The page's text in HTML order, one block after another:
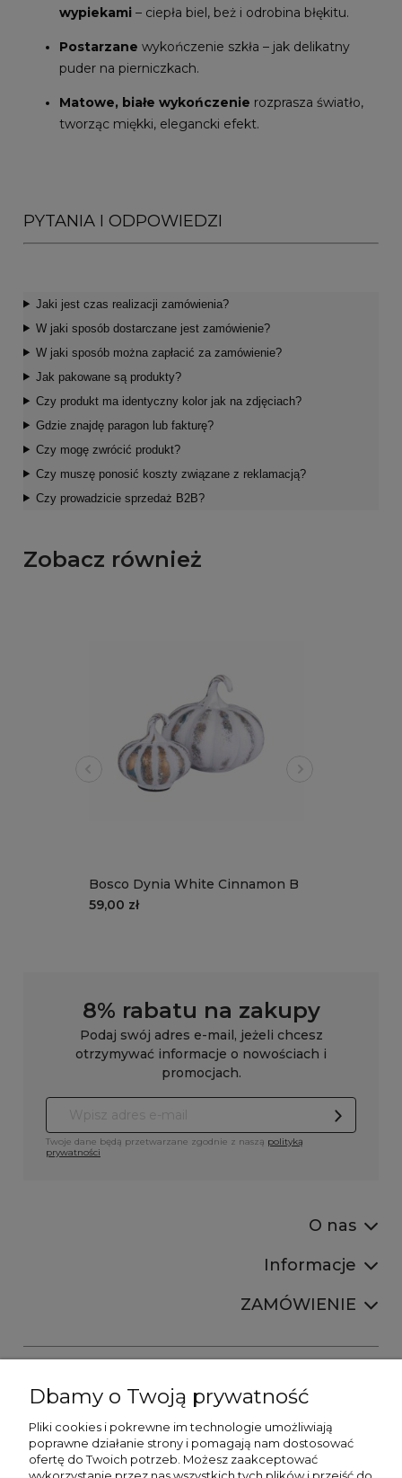
wypiekami – ciepła biel, beż i odrobina błękitu.
Postarzane wykończenie szkła – jak delikatny
puder na pierniczkach.
Matowe, białe wykończenie rozprasza światło,
tworząc miękki, elegancki efekt.
PYTANIA I ODPOWIEDZI
Jaki jest czas realizacji zamówienia?
W jaki sposób dostarczane jest zamówienie?
W jaki sposób można zapłacić za zamówienie?
Jak pakowane są produkty?
Czy produkt ma identyczny kolor jak na zdjęciach?
Gdzie znajdę paragon lub fakturę?
Czy mogę zwrócić produkt?
Czy muszę ponosić koszty związane z reklamacją?
Czy prowadzicie sprzedaż B2B?
Zobacz również
Bosco Dynia White Cinnamon B
59,00 zł
8% rabatu na zakupy
Podaj swój adres e-mail, jeżeli chcesz
otrzymywać informacje o nowościach i
promocjach.
Twoje dane będą przetwarzane zgodnie z naszą polityką
prywatności
O nas
Informacje
ZAMÓWIENIE
+48606673390
sprzedaz@belldecohome.pl
Dbamy o Twoją prywatność
Pliki cookies i pokrewne im technologie umożliwiają
poprawne działanie strony i pomagają nam dostosować
ofertę do Twoich potrzeb. Możesz zaakceptować